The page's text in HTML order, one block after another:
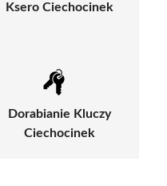
Ksero Ciechocinek
Dorabianie Kluczy
Ciechocinek